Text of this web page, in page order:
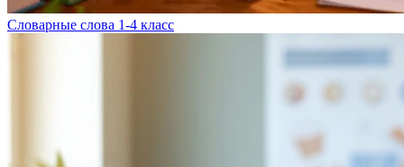
Словарные слова 1-4 класс